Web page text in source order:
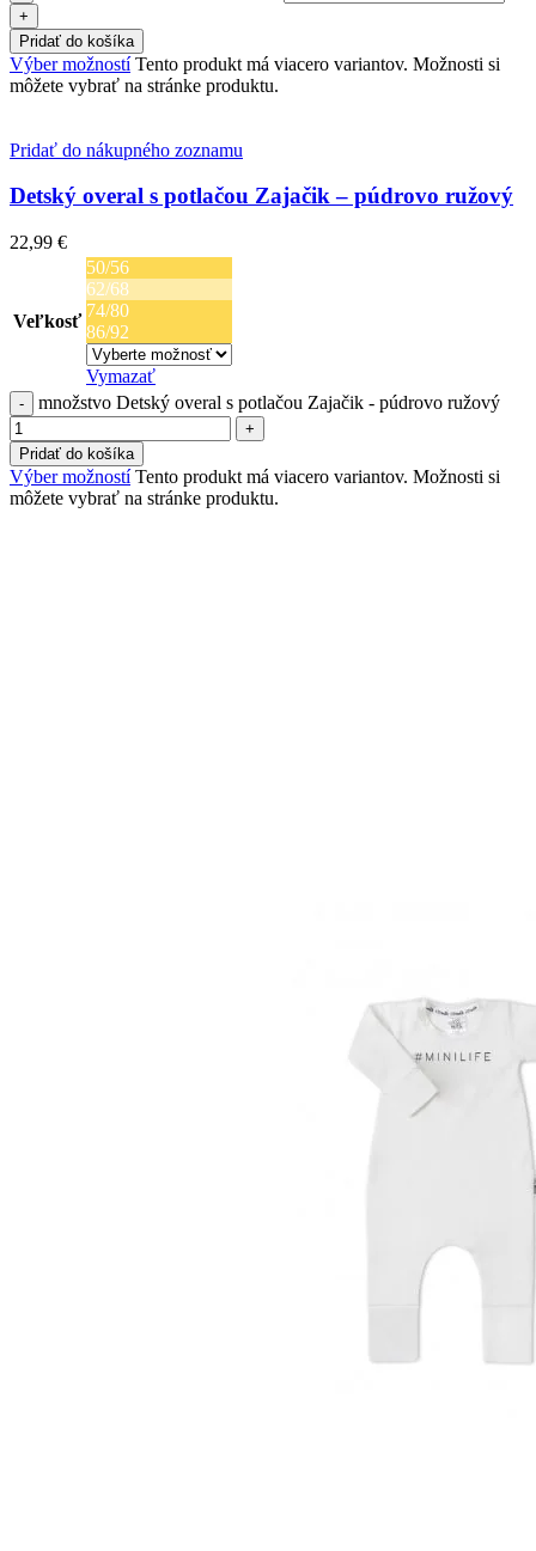
Pridať do košíka
Výber možností Tento produkt má viacero variantov. Možnosti si
môžete vybrať na stránke produktu.
Pridať do nákupného zoznamu
Detský overal s potlačou Zajačik – púdrovo ružový
22,99 €
Veľkosť
50/56
62/68
74/80
86/92
Vymazať
množstvo Detský overal s potlačou Zajačik - púdrovo ružový
Pridať do košíka
Výber možností Tento produkt má viacero variantov. Možnosti si
môžete vybrať na stránke produktu.